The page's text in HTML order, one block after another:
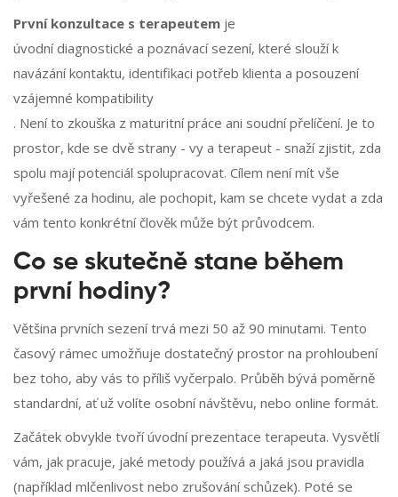
První konzultace s terapeutem je
úvodní diagnostické a poznávací sezení, které slouží k
navázání kontaktu, identifikaci potřeb klienta a posouzení
vzájemné kompatibility
. Není to zkouška z maturitní práce ani soudní přelíčení. Je to
prostor, kde se dvě strany - vy a terapeut - snaží zjistit, zda
spolu mají potenciál spolupracovat. Cílem není mít vše
vyřešené za hodinu, ale pochopit, kam se chcete vydat a zda
vám tento konkrétní člověk může být průvodcem.
Co se skutečně stane během
první hodiny?
Většina prvních sezení trvá mezi 50 až 90 minutami. Tento
časový rámec umožňuje dostatečný prostor na prohloubení
bez toho, aby vás to příliš vyčerpalo. Průběh bývá poměrně
standardní, ať už volíte osobní návštěvu, nebo online formát.
Začátek obvykle tvoří úvodní prezentace terapeuta. Vysvětlí
vám, jak pracuje, jaké metody používá a jaká jsou pravidla
(například mlčenlivost nebo zrušování schůzek). Poté se